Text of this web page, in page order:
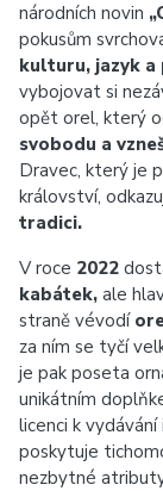
národních novin
pokusům
kulturu, jazyk a
vybojovat si
opět orel, který
svobodu a
Dravec, který je
království,
tradici.
V roce 2022
kabátek, ale
straně vévodí
za ním se tyčí
je pak poseta
unikátním
licenci k
poskytuje
nezbytné